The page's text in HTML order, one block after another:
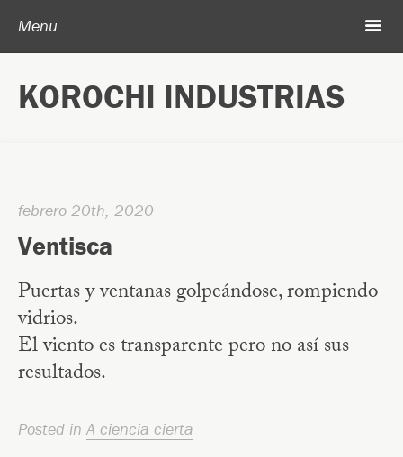
KOROCHI INDUSTRIAS
Menu m
Archivo
febrero 20th, 2020
Ventisca
Puertas y ventanas golpeándose, rompiendo
vidrios.
El viento es transparente pero no así sus
resultados.
Posted in A ciencia cierta